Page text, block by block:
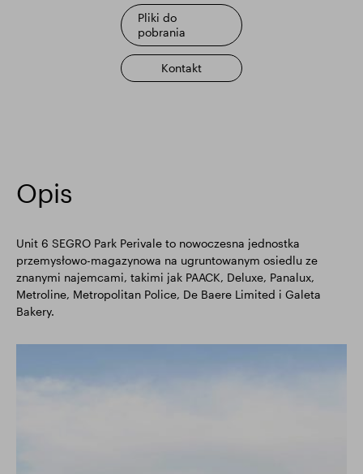
Pliki do
pobrania
Kontakt
Opis
Unit 6 SEGRO Park Perivale to nowoczesna jednostka
przemysłowo-magazynowa na ugruntowanym osiedlu ze
znanymi najemcami, takimi jak PAACK, Deluxe, Panalux,
Metroline, Metropolitan Police, De Baere Limited i Galeta
Bakery.